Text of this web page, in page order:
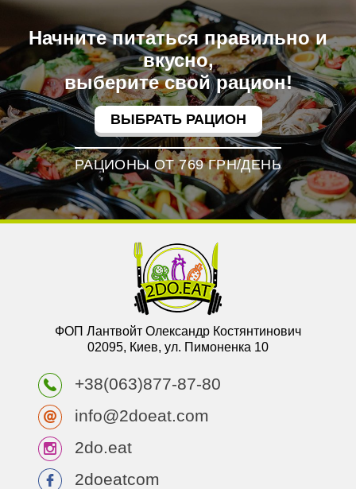
Начните питаться правильно и
вкусно,
выберите свой рацион!
ВЫБРАТЬ РАЦИОН
РАЦИОНЫ ОТ 769 ГРН/ДЕНЬ
ФОП Лантвойт Олександр Костянтинович
02095, Киев, ул. Пимоненка 10
+38(063)877-87-80
info@2doeat.com
2do.eat
2doeatcom